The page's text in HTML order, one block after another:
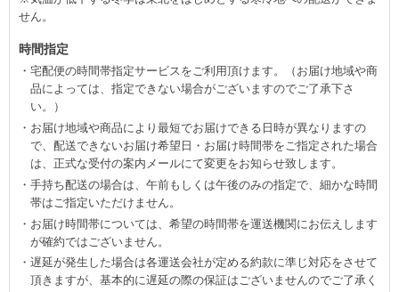
せん。
時間指定
宅配便の時間帯指定サービスをご利用頂けます。（お届け地域や商
品によっては、指定できない場合がございますのでご了承下さ
い。）
お届け地域や商品により最短でお届けできる日時が異なりますの
で、配送できないお届け希望日・お届け時間帯をご指定された場合
は、正式な受付の案内メールにて変更をお知らせ致します。
手持ち配送の場合は、午前もしくは午後のみの指定で、細かな時間
帯はご指定いただけません。
お届け時間帯については、希望の時間帯を運送機関にお伝えします
が確約ではございません。
遅延が発生した場合は各運送会社が定める約款に準じ対応をさせて
頂きますが、基本的に遅延の際の保証はございませんのでご了承く